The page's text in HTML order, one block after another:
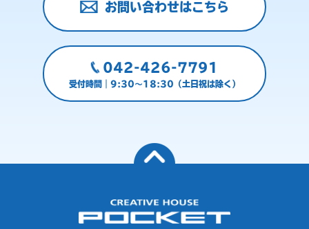
お問い合わせはこちら
042-426-7791
受付時間｜9:30～18:30（土日祝は除く）